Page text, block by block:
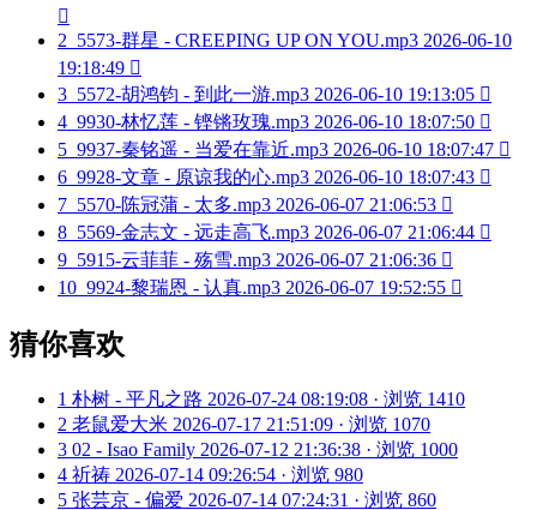

2 5573-群星 - CREEPING UP ON YOU.mp3 2026-06-10
19:18:49 
3 5572-胡鸿钧 - 到此一游.mp3 2026-06-10 19:13:05 
4 9930-林忆莲 - 铿锵玫瑰.mp3 2026-06-10 18:07:50 
5 9937-秦铭遥 - 当爱在靠近.mp3 2026-06-10 18:07:47 
6 9928-文章 - 原谅我的心.mp3 2026-06-10 18:07:43 
7 5570-陈冠蒲 - 太多.mp3 2026-06-07 21:06:53 
8 5569-金志文 - 远走高飞.mp3 2026-06-07 21:06:44 
9 5915-云菲菲 - 殇雪.mp3 2026-06-07 21:06:36 
10 9924-黎瑞恩 - 认真.mp3 2026-06-07 19:52:55 
猜你喜欢
1 朴树 - 平凡之路 2026-07-24 08:19:08 · 浏览 1410
2 老鼠爱大米 2026-07-17 21:51:09 · 浏览 1070
3 02 - Isao Family 2026-07-12 21:36:38 · 浏览 1000
4 祈祷 2026-07-14 09:26:54 · 浏览 980
5 张芸京 - 偏爱 2026-07-14 07:24:31 · 浏览 860